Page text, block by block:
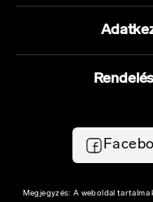
Megjegyzés: A weboldal tartalma